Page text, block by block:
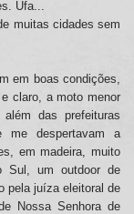
Ufa...
muitas cidades sem
em boas condições,
claro, a moto menor
das prefeituras
me despertavam a
em madeira, muito
Sul, um outdoor de
pela juíza eleitoral de
Nossa Senhora de